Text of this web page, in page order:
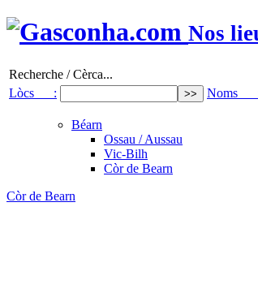
Nos
Recherche / Cèrca...
Lòcs :
Noms
Béarn
Ossau / Aussau
Vic-Bilh
Còr de Bearn
Còr de Bearn